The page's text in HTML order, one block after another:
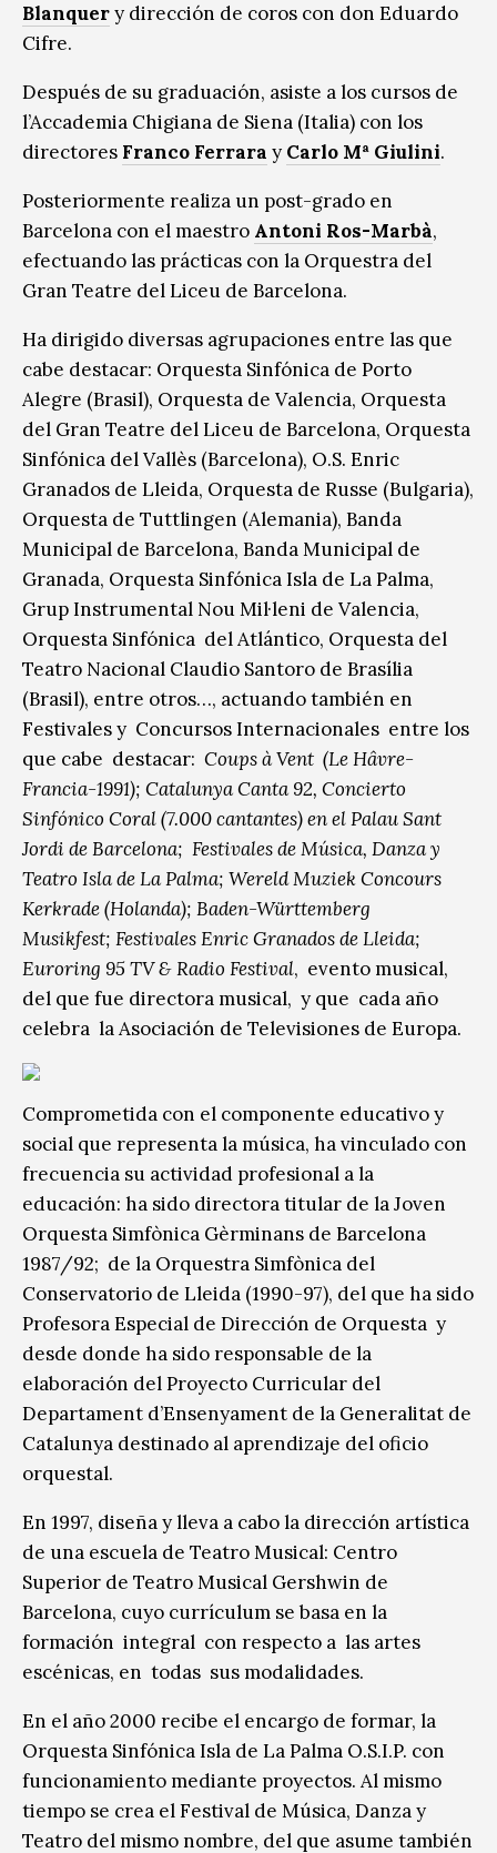
Blanquery dirección de coros con don Eduardo
Cifre.
Después de su graduación, asiste a los cursos de
l’Accademia Chigiana de Siena (Italia) con los
directores Franco Ferrara y Carlo Mª Giulini.
Posteriormente realiza un post-grado en
Barcelona con el maestro Antoni Ros-Marbà,
efectuando las prácticas con la Orquestra del
Gran Teatre del Liceu de Barcelona.
Ha dirigido diversas agrupaciones entre las que
cabe destacar: Orquesta Sinfónica de Porto
Alegre (Brasil), Orquesta de Valencia, Orquesta
del Gran Teatre del Liceu de Barcelona, Orquesta
Sinfónica del Vallès (Barcelona), O.S. Enric
Granados de Lleida, Orquesta de Russe (Bulgaria),
Orquesta de Tuttlingen (Alemania), Banda
Municipal de Barcelona, Banda Municipal de
Granada, Orquesta Sinfónica Isla de La Palma,
Grup Instrumental Nou Mil·leni de Valencia,
Orquesta Sinfónica del Atlántico, Orquesta del
Teatro Nacional Claudio Santoro de Brasília
(Brasil), entre otros…, actuando también en
Festivales y Concursos Internacionales entre los
que cabe destacar: Coups à Vent (Le Hâvre-
Francia-1991); Catalunya Canta 92, Concierto
Sinfónico Coral (7.000 cantantes) en el Palau Sant
Jordi de Barcelona; Festivales de Música, Danza y
Teatro Isla de La Palma; Wereld Muziek Concours
Kerkrade (Holanda); Baden-Württemberg
Musikfest; Festivales Enric Granados de Lleida;
Euroring 95 TV & Radio Festival, evento musical,
del que fue directora musical, y que cada año
celebra la Asociación de Televisiones de Europa.
Comprometida con el componente educativo y
social que representa la música, ha vinculado con
frecuencia su actividad profesional a la
educación: ha sido directora titular de la Joven
Orquesta Simfònica Gèrminans de Barcelona
1987/92; de la Orquestra Simfònica del
Conservatorio de Lleida (1990-97), del que ha sido
Profesora Especial de Dirección de Orquesta y
desde donde ha sido responsable de la
elaboración del Proyecto Curricular del
Departament d’Ensenyament de la Generalitat de
Catalunya destinado al aprendizaje del oficio
orquestal.
En 1997, diseña y lleva a cabo la dirección artística
de una escuela de Teatro Musical: Centro
Superior de Teatro Musical Gershwin de
Barcelona, cuyo currículum se basa en la
formación integral con respecto a las artes
escénicas, en todas sus modalidades.
En el año 2000 recibe el encargo de formar, la
Orquesta Sinfónica Isla de La Palma O.S.I.P. con
funcionamiento mediante proyectos. Al mismo
tiempo se crea el Festival de Música, Danza y
Teatro del mismo nombre, del que asume también